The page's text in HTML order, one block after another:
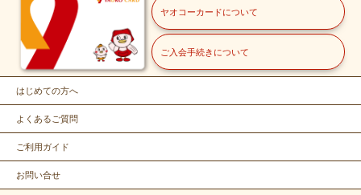
ヤオコーカードについて
ご入会手続きについて
はじめての方へ
よくあるご質問
ご利用ガイド
お問い合せ